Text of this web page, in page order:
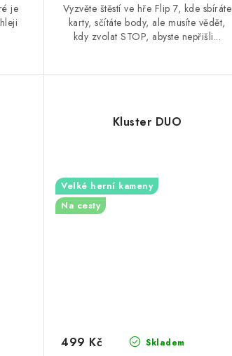
je
Vyzvěte štěstí ve hře Flip 7, kde sbíráte
karty, sčítáte body, ale musíte vědět,
kdy zvolat STOP, abyste nepřišli...
Kluster DUO
Velké herní kameny
Na cesty
Skladem
499 Kč